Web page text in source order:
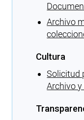
Archivo
Cultura
Solicitud
Archivo